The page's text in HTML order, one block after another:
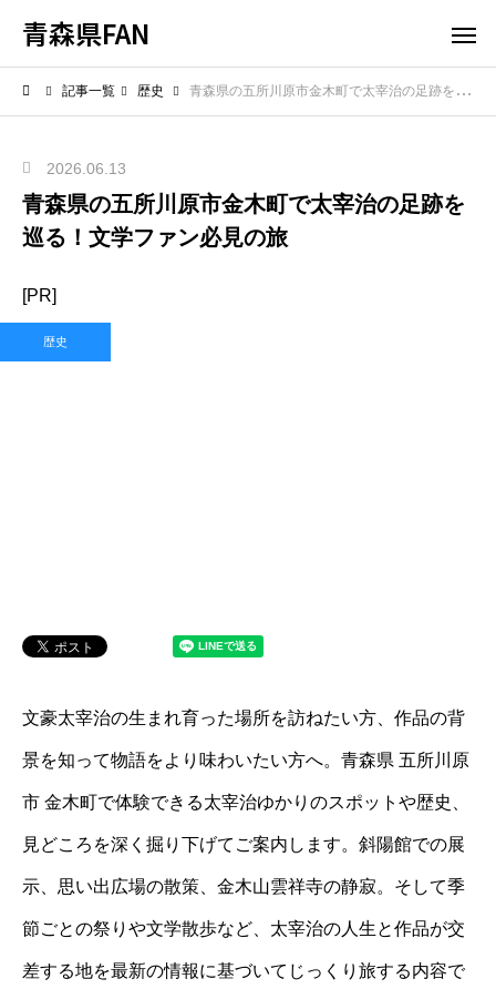
青森県FAN
記事一覧 歴史 青森県の五所川原市金木町で太宰治の足跡を巡る！文学ファン必見の旅
2026.06.13
青森県の五所川原市金木町で太宰治の足跡を
巡る！文学ファン必見の旅
[PR]
歴史
文豪太宰治の生まれ育った場所を訪ねたい方、作品の背
景を知って物語をより味わいたい方へ。青森県 五所川原
市 金木町で体験できる太宰治ゆかりのスポットや歴史、
見どころを深く掘り下げてご案内します。斜陽館での展
示、思い出広場の散策、金木山雲祥寺の静寂。そして季
節ごとの祭りや文学散歩など、太宰治の人生と作品が交
差する地を最新の情報に基づいてじっくり旅する内容で